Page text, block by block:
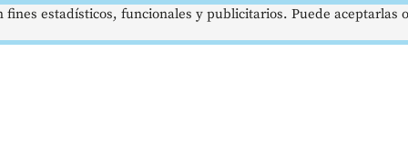
estadísticos, funcionales y publicitarios. Puede aceptarlas